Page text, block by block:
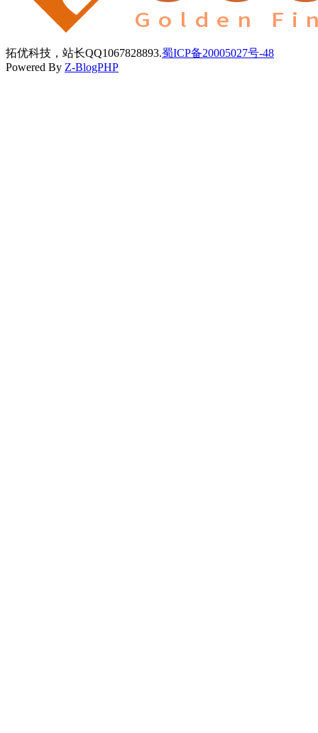
拓优科技，站长QQ1067828893.蜀ICP备20005027号-48
Powered By Z-BlogPHP